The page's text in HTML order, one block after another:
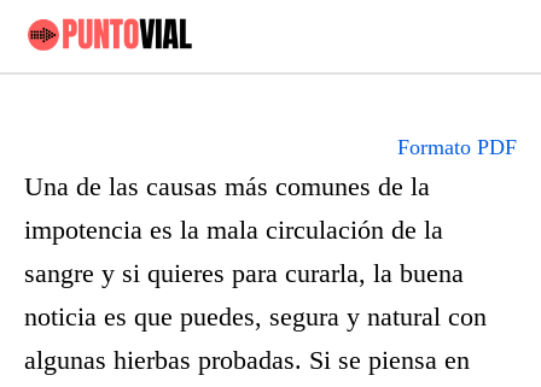
Formato PDF
Una de las causas más comunes de la
impotencia es la mala circulación de la
sangre y si quieres para curarla, la buena
noticia es que puedes, segura y natural con
algunas hierbas probadas. Si se piensa en